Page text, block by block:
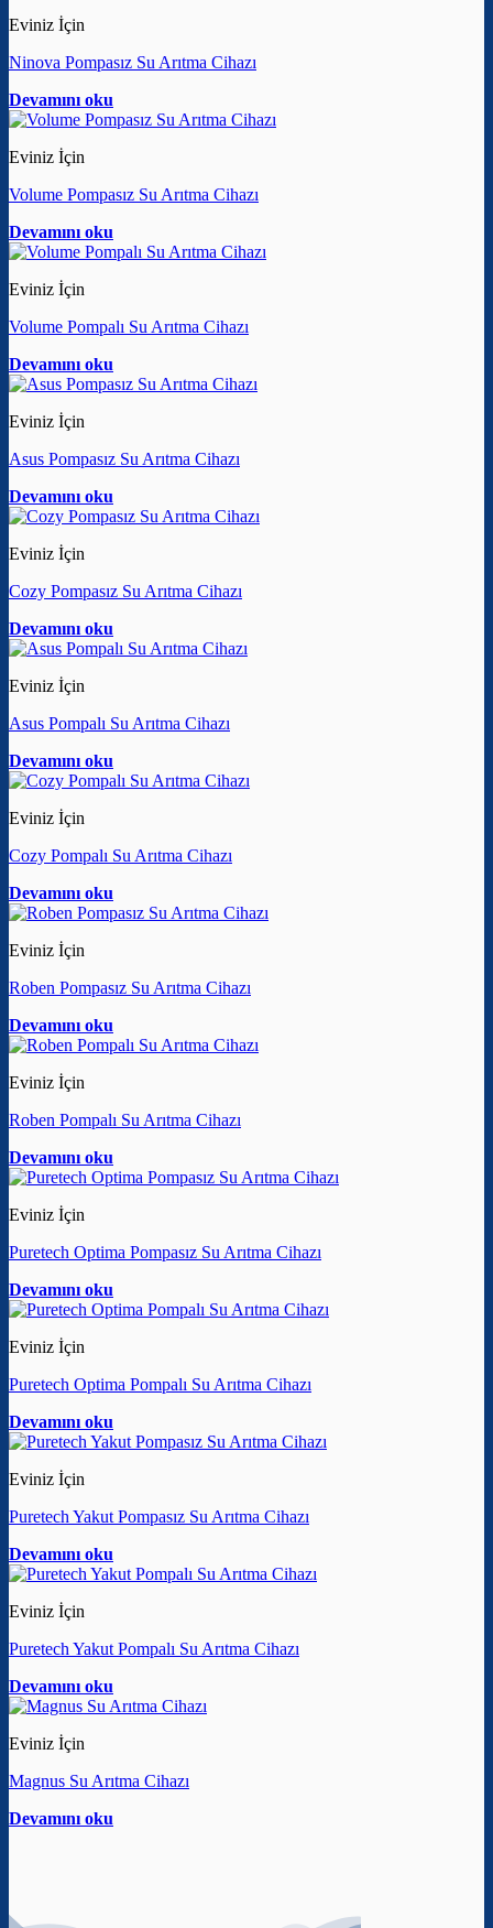
Eviniz İçin
Ninova Pompasız Su Arıtma Cihazı
Devamını oku
Eviniz İçin
Volume Pompasız Su Arıtma Cihazı
Devamını oku
Eviniz İçin
Volume Pompalı Su Arıtma Cihazı
Devamını oku
Eviniz İçin
Asus Pompasız Su Arıtma Cihazı
Devamını oku
Eviniz İçin
Cozy Pompasız Su Arıtma Cihazı
Devamını oku
Eviniz İçin
Asus Pompalı Su Arıtma Cihazı
Devamını oku
Eviniz İçin
Cozy Pompalı Su Arıtma Cihazı
Devamını oku
Eviniz İçin
Roben Pompasız Su Arıtma Cihazı
Devamını oku
Eviniz İçin
Roben Pompalı Su Arıtma Cihazı
Devamını oku
Eviniz İçin
Puretech Optima Pompasız Su Arıtma Cihazı
Devamını oku
Eviniz İçin
Puretech Optima Pompalı Su Arıtma Cihazı
Devamını oku
Eviniz İçin
Puretech Yakut Pompasız Su Arıtma Cihazı
Devamını oku
Eviniz İçin
Puretech Yakut Pompalı Su Arıtma Cihazı
Devamını oku
Eviniz İçin
Magnus Su Arıtma Cihazı
Devamını oku